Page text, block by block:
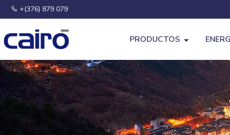
+(376) 879 079
PRODUCTOS